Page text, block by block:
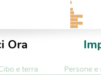
Ora
e terra Persone e